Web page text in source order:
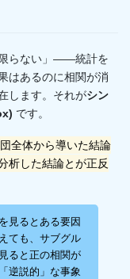
限らない」——統計を
はあるのに相関が消
します。それがシン
です。
全体から導いた結論
析した結論とが正反
見るとある要因
ても、サブグル
ると正の相関が
逆説的」な事象